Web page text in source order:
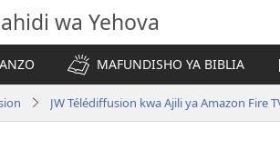
wa Yehova
MAFUNDISHO YA BIBLIA
JW Télédiffusion kwa Ajili ya Amazon Fire